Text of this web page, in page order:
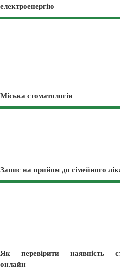
електроенергію
Міська стоматологія
Запис на прийом до сімейного
Як перевірити наявність
онлайн